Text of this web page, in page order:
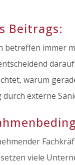
Beitrags:
immer
warum
externe
viele